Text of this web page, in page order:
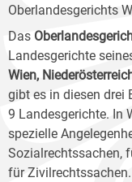
Oberlandesgerichts
Das
Landesgerichte
Wien,
gibt es in diesen drei
9 Landesgerichte. In
spezielle
Sozialrechtssachen,
für